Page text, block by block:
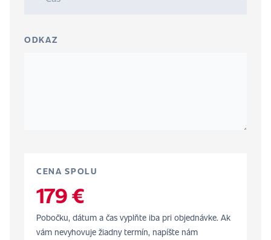
ODKAZ
CENA SPOLU
179 €
Pobočku, dátum a čas vyplňte iba pri objednávke. Ak
vám nevyhovuje žiadny termín, napíšte nám